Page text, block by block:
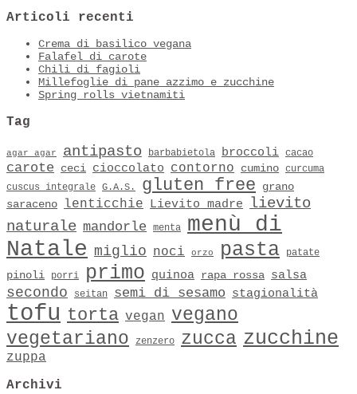
Articoli recenti
Crema di basilico vegana
Falafel di carote
Chili di fagioli
Millefoglie di pane azzimo e zucchine
Spring rolls vietnamiti
Tag
agar agar antipasto barbabietola broccoli cacao
carote ceci cioccolato contorno cumino curcuma
cuscus integrale G.A.S. gluten free
grano
saraceno
lenticchie Lievito madre
lievito
naturale mandorle menta
menù di
Natale miglio noci orzo pasta patate
pinoli porri primo quinoa rapa rossa salsa
secondo seitan semi di sesamo stagionalità
tofu torta vegan vegano
vegetariano
zenzero zucca zucchine
zuppa
Archivi